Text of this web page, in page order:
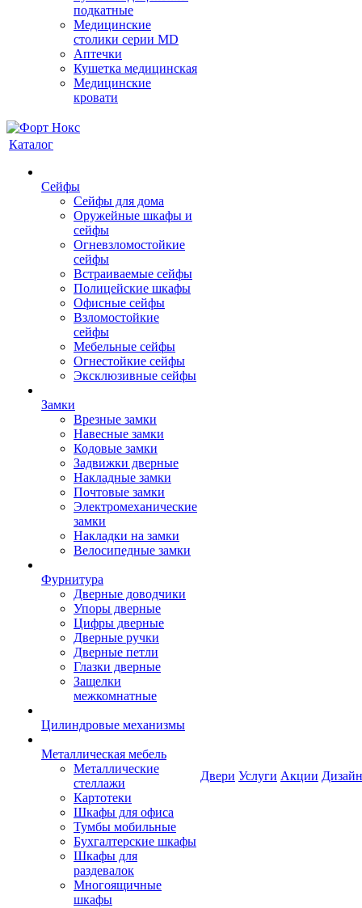
подкатные
Медицинские
столики серии MD
Аптечки
Кушетка медицинская
Медицинские
кровати
Каталог
Сейфы
Сейфы для дома
Оружейные шкафы и
сейфы
Огневзломостойкие
сейфы
Встраиваемые сейфы
Полицейские шкафы
Офисные сейфы
Взломостойкие
сейфы
Мебельные сейфы
Огнестойкие сейфы
Эксклюзивные сейфы
Замки
Врезные замки
Навесные замки
Кодовые замки
Задвижки дверные
Накладные замки
Почтовые замки
Электромеханические
замки
Накладки на замки
Велосипедные замки
Фурнитура
Дверные доводчики
Упоры дверные
Цифры дверные
Дверные ручки
Дверные петли
Глазки дверные
Защелки
межкомнатные
Цилиндровые механизмы
Металлическая мебель
Металлические
стеллажи
Картотеки
Шкафы для офиса
Тумбы мобильные
Бухгалтерские шкафы
Шкафы для
раздевалок
Многоящичные
шкафы
Двери Услуги Акции